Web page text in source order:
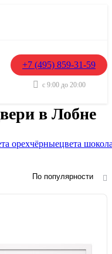
+7 (495) 859-31-59
с 9:00 до 20:00
в Лобне
орехчёрныецвета
По популярности